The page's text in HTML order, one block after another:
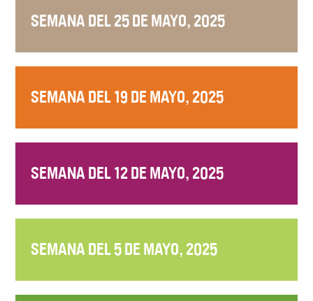
SEMANA DEL 25 DE MAYO, 2025
SEMANA DEL 19 DE MAYO, 2025
SEMANA DEL 12 DE MAYO, 2025
SEMANA DEL 5 DE MAYO, 2025